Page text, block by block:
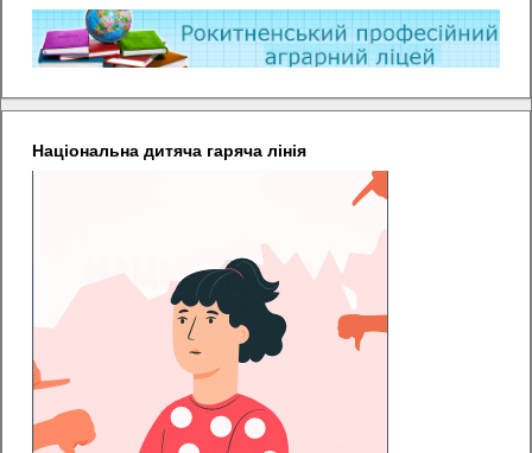
Національна дитяча гаряча лінія